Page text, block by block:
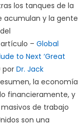
los tanques de la
acumulan y la gente
– Global
to Next ‘Great
por Dr. Jack
la economía
financieramente, y
de trabajo
son una